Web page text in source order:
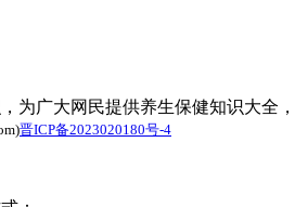
为广大网民提供养生保健知识大全
晋ICP备2023020180号-4